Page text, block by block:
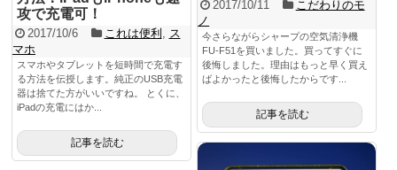
2017/10/11
こだわりのモ
ノ
今さらながらシャープの空気清浄機
FU-F51を買いました。買ってすぐに
後悔しました。理由はもっと早く買え
ばよかったと後悔したからです...
記事を読む
攻で充電可！
2017/10/6 これは便利 , ス
マホ
スマホやタブレットを短時間で充電す
る方法を伝授します。純正のUSB充電
器は捨てた方がいいですね。 とくに、
iPadの充電にはか...
記事を読む